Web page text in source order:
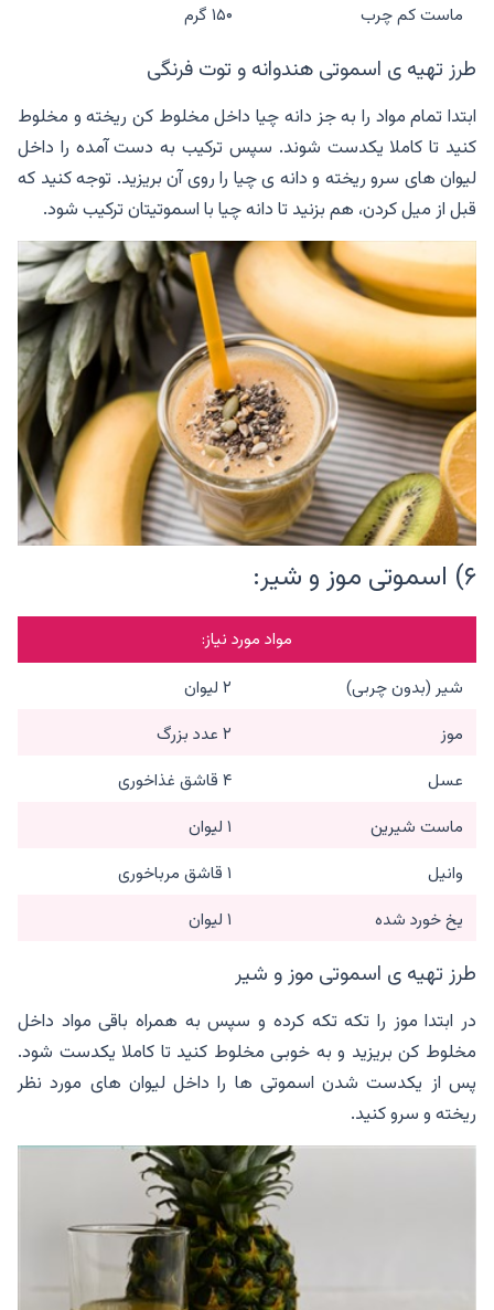
ماست کم چرب
۱۵۰ گرم
طرز تهیه ی اسموتی هندوانه و توت فرنگی
ابتدا تمام مواد را به جز دانه چیا داخل مخلوط کن ریخته و مخلوط
کنید تا کاملا یکدست شوند. سپس ترکیب به دست آمده را داخل
لیوان های سرو ریخته و دانه ی چیا را روی آن بریزید. توجه کنید که
قبل از میل کردن، هم بزنید تا دانه چیا با اسموتیتان ترکیب شود.
۶) اسموتی موز و شیر:
مواد مورد نیاز:
شیر (بدون چربی)
۲ لیوان
موز
۲ عدد بزرگ
عسل
۴ قاشق غذاخوری
ماست شیرین
۱ لیوان
وانیل
۱ قاشق مرباخوری
یخ خورد شده
۱ لیوان
طرز تهیه ی اسموتی موز و شیر
در ابتدا موز را تکه تکه کرده و سپس به همراه باقی مواد داخل
مخلوط کن بریزید و به خوبی مخلوط کنید تا کاملا یکدست شود.
پس از یکدست شدن اسموتی ها را داخل لیوان های مورد نظر
ریخته و سرو کنید.